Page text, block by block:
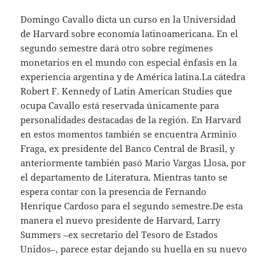
Domingo Cavallo dicta un curso en la Universidad
de Harvard sobre economía latinoamericana. En el
segundo semestre dará otro sobre regímenes
monetarios en el mundo con especial énfasis en la
experiencia argentina y de América latina.La cátedra
Robert F. Kennedy of Latin American Studies que
ocupa Cavallo está reservada únicamente para
personalidades destacadas de la región. En Harvard
en estos momentos también se encuentra Arminio
Fraga, ex presidente del Banco Central de Brasil, y
anteriormente también pasó Mario Vargas Llosa, por
el departamento de Literatura. Mientras tanto se
espera contar con la presencia de Fernando
Henrique Cardoso para el segundo semestre.De esta
manera el nuevo presidente de Harvard, Larry
Summers –ex secretario del Tesoro de Estados
Unidos–, parece estar dejando su huella en su nuevo